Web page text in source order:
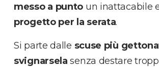
messo a punto un inattacabile
progetto per la serata.
Si parte dalle scuse più
svignarselasenza destare